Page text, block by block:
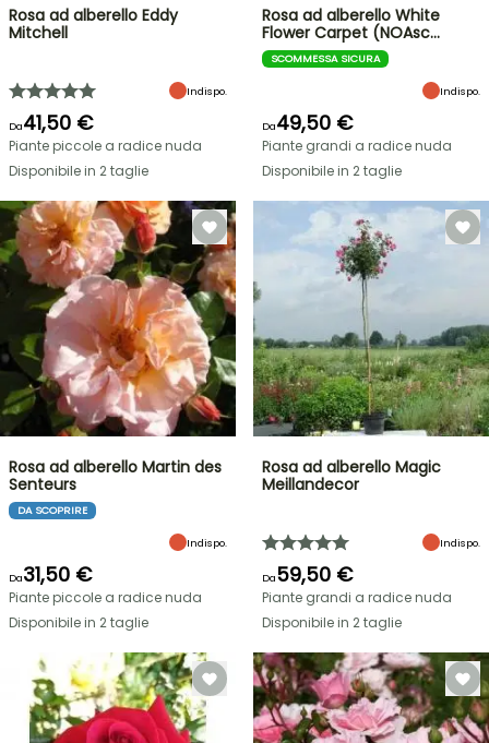
Rosa ad alberello Eddy
Mitchell
Indispo.
Da41,50 €
Piante piccole a radice nuda
Disponibile in 2 taglie
Rosa ad alberello White
Flower Carpet (NOAsc…
SCOMMESSA SICURA
Indispo.
Da49,50 €
Piante grandi a radice nuda
Disponibile in 2 taglie
Rosa ad alberello Martin des
Senteurs
DA SCOPRIRE
Indispo.
Da31,50 €
Piante piccole a radice nuda
Disponibile in 2 taglie
Rosa ad alberello Magic
Meillandecor
Indispo.
Da59,50 €
Piante grandi a radice nuda
Disponibile in 2 taglie